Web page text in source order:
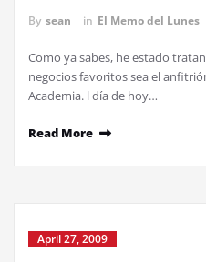
By sean in El Memo del Lunes
Como ya sabes, he estado
negocios favoritos sea el
Academia. l día de hoy…
Read More
April 27, 2009